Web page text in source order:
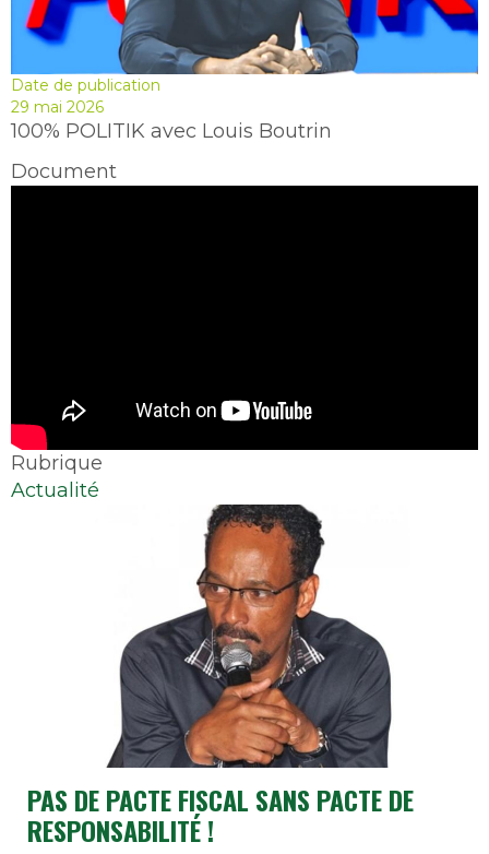
Date de publication
29 mai 2026
100% POLITIK avec Louis Boutrin
Document
Rubrique
Actualité
PAS DE PACTE FISCAL SANS PACTE DE
RESPONSABILITÉ !